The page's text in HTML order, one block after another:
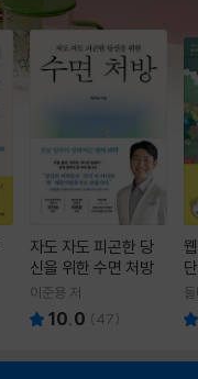
자도 자도 피곤한 당
신을 위한 수면 처방
이준용 저
10.0 (47)